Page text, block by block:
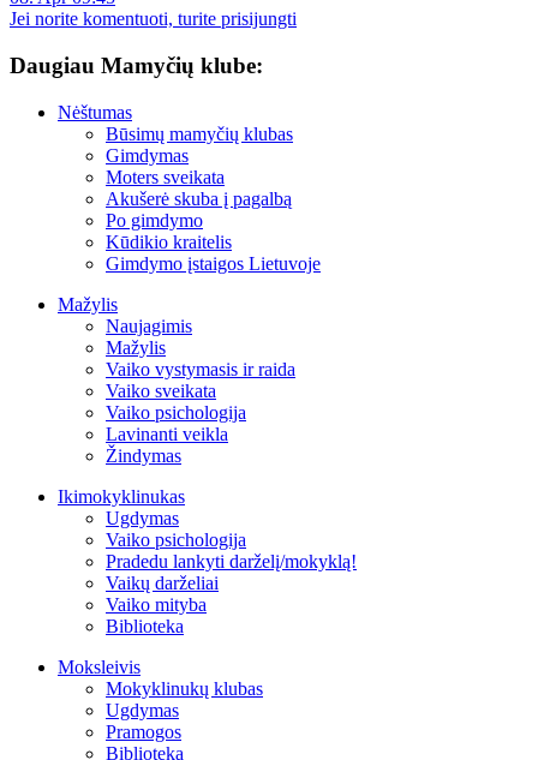
Jei norite komentuoti, turite prisijungti
Daugiau Mamyčių klube:
Nėštumas
Būsimų mamyčių klubas
Gimdymas
Moters sveikata
Akušerė skuba į pagalbą
Po gimdymo
Kūdikio kraitelis
Gimdymo įstaigos Lietuvoje
Mažylis
Naujagimis
Mažylis
Vaiko vystymasis ir raida
Vaiko sveikata
Vaiko psichologija
Lavinanti veikla
Žindymas
Ikimokyklinukas
Ugdymas
Vaiko psichologija
Pradedu lankyti darželį/mokyklą!
Vaikų darželiai
Vaiko mityba
Biblioteka
Moksleivis
Mokyklinukų klubas
Ugdymas
Pramogos
Biblioteka